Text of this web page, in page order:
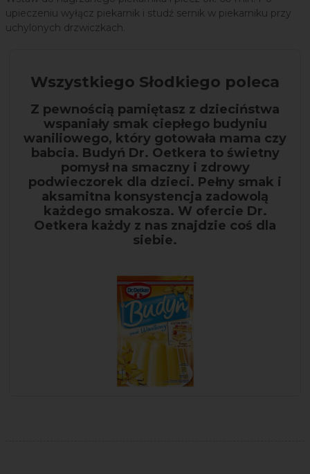
upieczeniu wyłącz piekarnik i studź sernik w piekarniku przy
uchylonych drzwiczkach.
Wszystkiego Słodkiego poleca
Z pewnością pamiętasz z dzieciństwa
wspaniały smak ciepłego budyniu
waniliowego, który gotowała mama czy
babcia. Budyń Dr. Oetkera to świetny
pomysł na smaczny i zdrowy
podwieczorek dla dzieci. Pełny smak i
aksamitna konsystencja zadowolą
każdego smakosza. W ofercie Dr.
Oetkera każdy z nas znajdzie coś dla
siebie.